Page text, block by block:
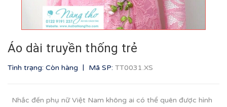
Áo dài truyền thống trẻ
Tình trạng: Còn hàng | Mã SP: TT0031.XS
Nhắc đến phụ nữ Việt Nam không ai có thể quên được hình